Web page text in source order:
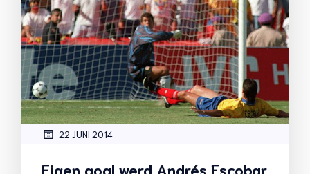
22 JUNI 2014
Eigen goal werd Andrés Escobar